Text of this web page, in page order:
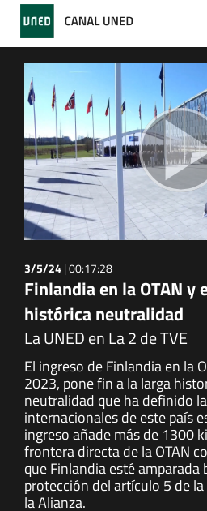
3/5/24|00:17:28
Finlandia en la OTAN y
histórica neutralidad
La UNED en La 2 de TVE
El ingreso de Finlandia en la
2023, pone fin a la larga
neutralidad que ha definido
internacionales de este país
ingreso añade más de 1300
frontera directa de la OTAN
que Finlandia esté amparada
protección del artículo 5 de
la Alianza.